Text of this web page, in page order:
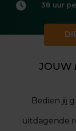
38 uur
JOUW
Bedien jij
uitdagende